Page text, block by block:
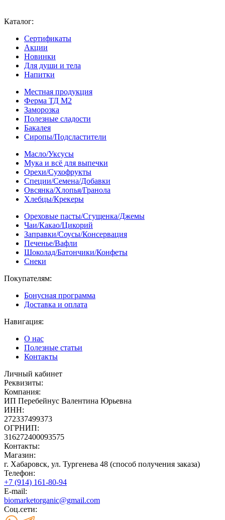
Каталог:
Сертификаты
Акции
Новинки
Для души и тела
Напитки
Местная продукция
Ферма ТД М2
Заморозка
Полезные сладости
Бакалея
Сиропы/Подсластители
Масло/Уксусы
Мука и всё для выпечки
Орехи/Сухофрукты
Специи/Семена/Добавки
Овсянка/Хлопья/Гранола
Хлебцы/Крекеры
Ореховые пасты/Сгущенка/Джемы
Чаи/Какао/Цикорий
Заправки/Соусы/Консервация
Печенье/Вафли
Шоколад/Батончики/Конфеты
Снеки
Покупателям:
Бонусная программа
Доставка и оплата
Навигация:
О нас
Полезные статьи
Контакты
Личный кабинет
Реквизиты:
Компания:
ИП Перебейнус Валентина Юрьевна
ИНН:
272337499373
ОГРНИП:
316272400093575
Контакты:
Магазин:
г. Хабаровск, ул. Тургенева 48 (способ получения заказа)
Телефон:
+7 (914) 161-80-94
E-mail:
biomarketorganic@gmail.com
Соц.сети: